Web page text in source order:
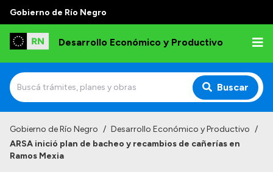
Gobierno de Río Negro
Desarrollo Económico y Productivo
Buscar
Institucional
Gobierno de Río Negro / Desarrollo Económico y Productivo /
ARSA inició plan de bacheo y recambios de cañerías en
Ramos Mexia